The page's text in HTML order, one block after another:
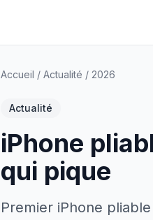
Accueil / Actualité / 2026
Actualité
iPhone
qui pique
Premier iPhone